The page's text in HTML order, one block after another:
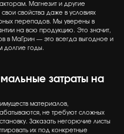
Магнезит и другие
свойства даже в условиях
перепадов. Мы уверены в
на всю продукцию. Это значит,
в МаГрин — это всегда выгодное и
долгие годы.
затраты на
материалов,
не требуют сложных
Заказать негорючие листы
их под конкретные